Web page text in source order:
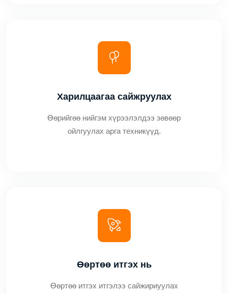
Харилцаагаа сайжруулах
Өөрийгөө нийгэм хүрээлэлдээ зөвөөр
ойлгуулах арга техникүүд.
Өөртөө итгэх нь
Өөртөө итгэх итгэлээ сайжириуулах